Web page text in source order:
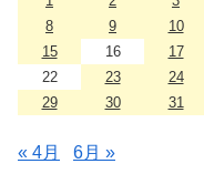
8
9 10
15
16 17
22
23 24
29
30 31
« 4月 6月 »